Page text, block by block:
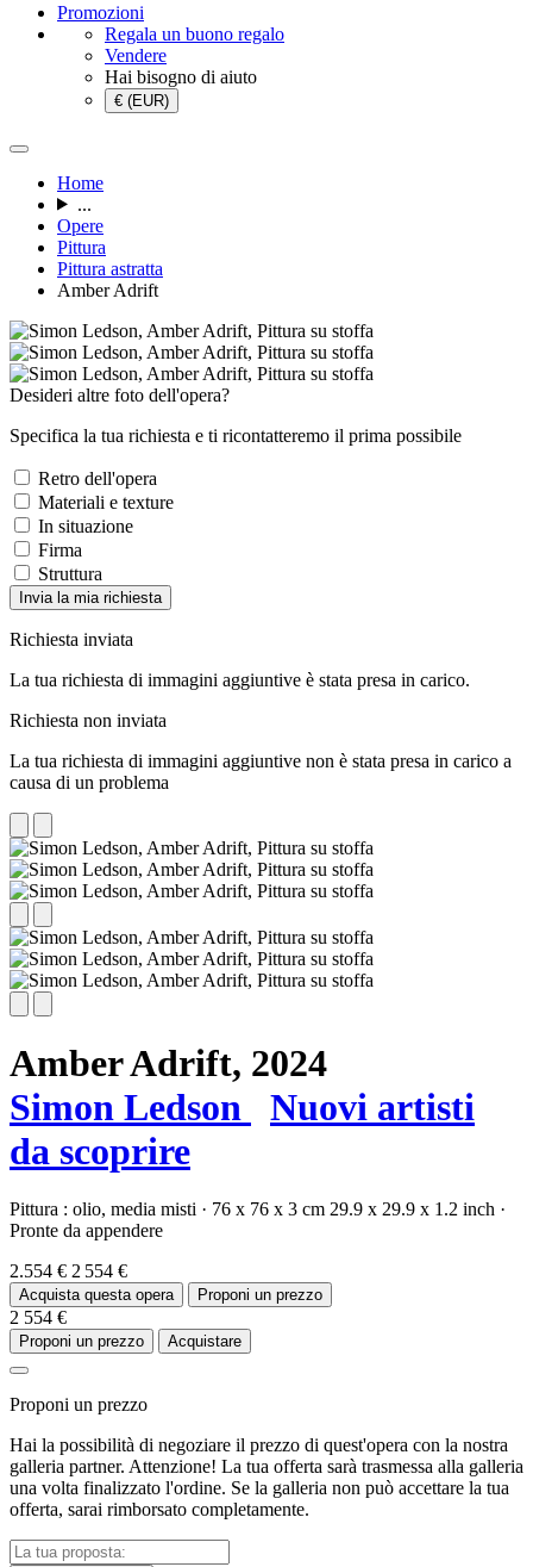
Promozioni
Regala un buono regalo
Vendere
Hai bisogno di aiuto
€ (EUR)
Home
...
Opere
Pittura
Pittura astratta
Amber Adrift
Desideri altre foto dell'opera?
Specifica la tua richiesta e ti ricontatteremo il prima possibile
Retro dell'opera
Materiali e texture
In situazione
Firma
Struttura
Invia la mia richiesta
Richiesta inviata
La tua richiesta di immagini aggiuntive è stata presa in carico.
Richiesta non inviata
La tua richiesta di immagini aggiuntive non è stata presa in carico a
causa di un problema
Amber Adrift, 2024
Simon Ledson
Nuovi artisti
da scoprire
Pittura : olio, media misti · 76 x 76 x 3 cm 29.9 x 29.9 x 1.2 inch ·
Pronte da appendere
2.554 € 2 554 €
Acquista questa opera Proponi un prezzo
2 554 €
Proponi un prezzo Acquistare
Proponi un prezzo
Hai la possibilità di negoziare il prezzo di quest'opera con la nostra
galleria partner. Attenzione! La tua offerta sarà trasmessa alla galleria
una volta finalizzato l'ordine. Se la galleria non può accettare la tua
offerta, sarai rimborsato completamente.